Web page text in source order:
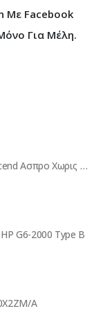
Με Facebook
Για Μέλη.
Τζαμι Για Huawei G620s Ascend Ασπρο Χωρις Λογοτυπο
G6-2000 Type B
A